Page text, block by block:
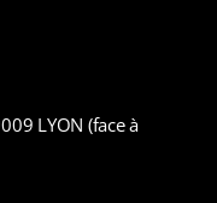
LYON (face à